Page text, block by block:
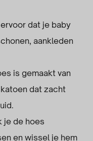
dat je baby
aankleden
is gemaakt van
dat zacht
je de hoes
en wissel je hem